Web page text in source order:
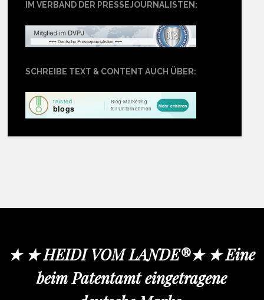
IM VERBAND DER PRESSEJOURNALISTEN:
SCHREIBE TEXT & CONTENT AUCH ÜBER:
★ ★ HEIDI VOM LANDE®★ ★ Eine
beim Patentamt eingetragene